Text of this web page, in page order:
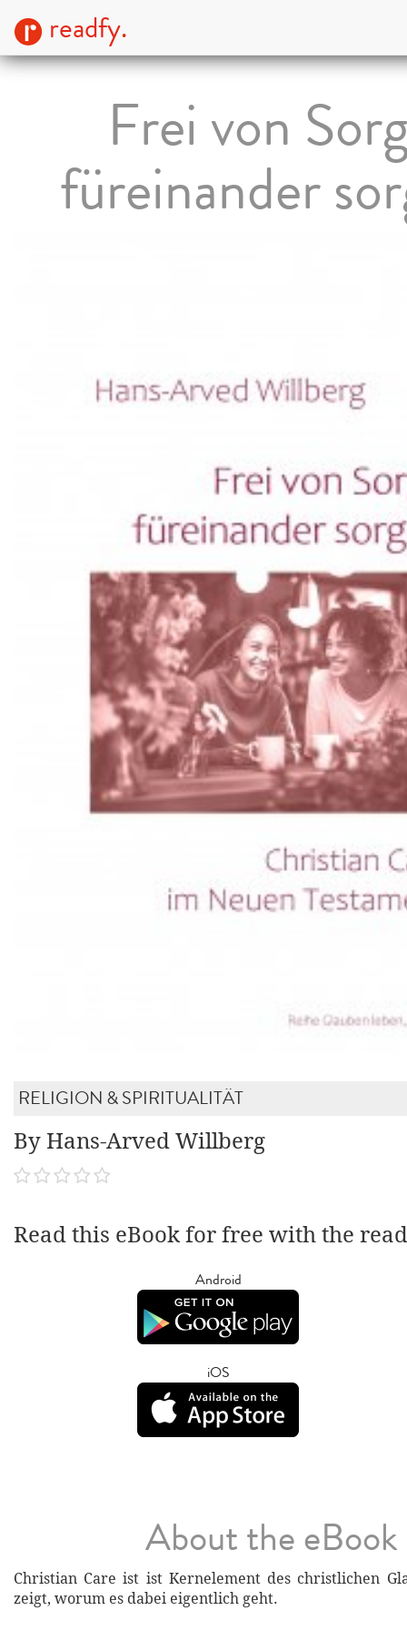
readfy.
Frei von
füreinander
RELIGION & SPIRITUALITÄT
By Hans-Arved Willberg
Read this eBook for free with the
Android
iOS
About the eBook
Christian Care ist ist Kernelement des christlichen
zeigt, worum es dabei eigentlich geht.